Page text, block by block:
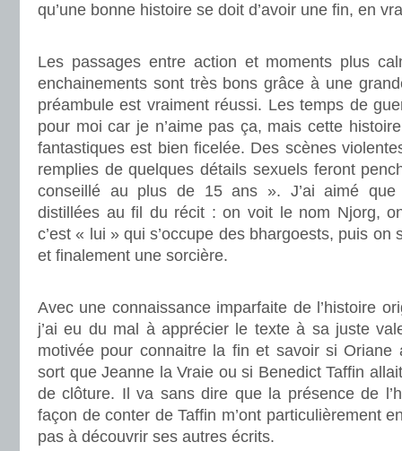
qu’une bonne histoire se doit d’avoir une fin, en
Les passages entre action et moments plus
enchainements sont très bons grâce à une
préambule est vraiment réussi. Les temps de
pour moi car je n’aime pas ça, mais cette
fantastiques est bien ficelée. Des scènes
remplies de quelques détails sexuels feront
conseillé au plus de 15 ans ». J’ai aimé que
distillées au fil du récit : on voit le nom Njorg,
c’est « lui » qui s’occupe des bhargoests, puis on
et finalement une sorcière.
Avec une connaissance imparfaite de l’histoire
j’ai eu du mal à apprécier le texte à sa juste
motivée pour connaitre la fin et savoir si Oriane
sort que Jeanne la Vraie ou si Benedict Taffin
de clôture. Il va sans dire que la présence de
façon de conter de Taffin m’ont particulièrement
pas à découvrir ses autres écrits.